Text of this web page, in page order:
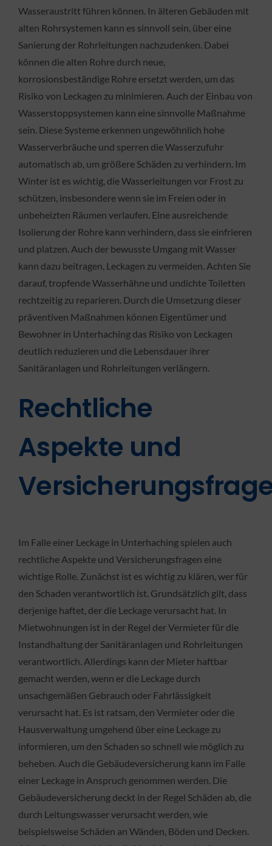
Wasseraustritt führen können. In älteren Gebäuden mit
alten Rohrsystemen kann es sinnvoll sein, über eine
Sanierung der Rohrleitungen nachzudenken. Dabei
können die alten Rohre durch neue,
korrosionsbeständige Rohre ersetzt werden, um das
Risiko von Leckagen zu minimieren. Auch der Einbau von
Wasserstoppsystemen kann eine sinnvolle Maßnahme
sein. Diese Systeme erkennen ungewöhnlich hohe
Wasserverbräuche und sperren die Wasserzufuhr
automatisch ab, um größere Schäden zu verhindern. Im
Winter ist es wichtig, die Wasserleitungen vor Frost zu
schützen, insbesondere wenn sie im Freien oder in
unbeheizten Räumen verlaufen. Eine ausreichende
Isolierung der Rohre kann verhindern, dass sie einfrieren
und platzen. Auch der bewusste Umgang mit Wasser
kann dazu beitragen, Leckagen zu vermeiden. Achten Sie
darauf, tropfende Wasserhähne und undichte Toiletten
rechtzeitig zu reparieren. Durch die Umsetzung dieser
präventiven Maßnahmen können Eigentümer und
Bewohner in Unterhaching das Risiko von Leckagen
deutlich reduzieren und die Lebensdauer ihrer
Sanitäranlagen und Rohrleitungen verlängern.
Rechtliche
Aspekte und
Im Falle einer Leckage in Unterhaching spielen auch
rechtliche Aspekte und Versicherungsfragen eine
wichtige Rolle. Zunächst ist es wichtig zu klären, wer für
den Schaden verantwortlich ist. Grundsätzlich gilt, dass
derjenige haftet, der die Leckage verursacht hat. In
Mietwohnungen ist in der Regel der Vermieter für die
Instandhaltung der Sanitäranlagen und Rohrleitungen
verantwortlich. Allerdings kann der Mieter haftbar
gemacht werden, wenn er die Leckage durch
unsachgemäßen Gebrauch oder Fahrlässigkeit
verursacht hat. Es ist ratsam, den Vermieter oder die
Hausverwaltung umgehend über eine Leckage zu
informieren, um den Schaden so schnell wie möglich zu
beheben. Auch die Gebäudeversicherung kann im Falle
einer Leckage in Anspruch genommen werden. Die
Gebäudeversicherung deckt in der Regel Schäden ab, die
durch Leitungswasser verursacht werden, wie
beispielsweise Schäden an Wänden, Böden und Decken.